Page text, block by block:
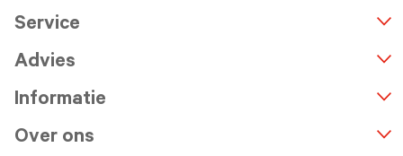
Service
Advies
Informatie
Over ons